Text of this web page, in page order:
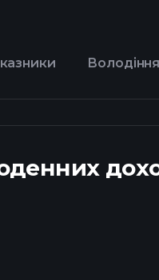
Володіння